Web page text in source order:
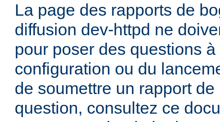
La page des rapports de
diffusion dev-httpd ne
pour poser des questions
configuration ou du
de soumettre un rapport
question, consultez ce